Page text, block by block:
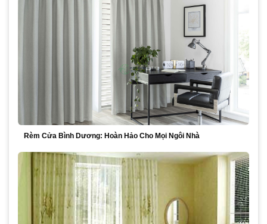
Rèm Cửa Bình Dương: Hoàn Hảo Cho Mọi Ngôi Nhà